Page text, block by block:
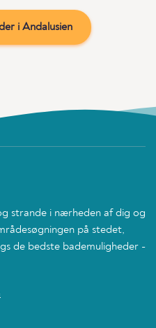
i Andalusien
strande i nærheden af dig og
på stedet,
de bedste bademuligheder -